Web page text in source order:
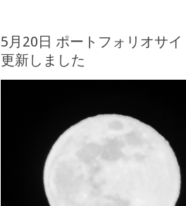
5月20日 ポートフォリオサイ
更新しました